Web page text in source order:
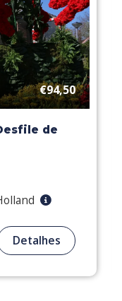
€94,50
de
Detalhes